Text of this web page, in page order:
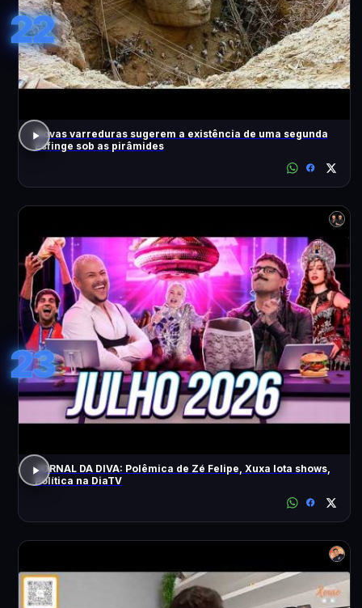
22
Novas varreduras sugerem a existência de uma segunda
Esfinge sob as pirâmides
23
JORNAL DA DIVA: Polêmica de Zé Felipe, Xuxa lota shows,
Política na DiaTV